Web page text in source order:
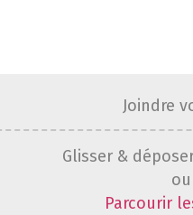
Joindre
Glisser &
ou
Parcourir